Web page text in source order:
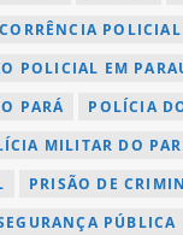
POLICIAL
POLICIAL EM
PARÁ POLÍCIA
MILITAR DO
PRISÃO DE
PÚBLICA